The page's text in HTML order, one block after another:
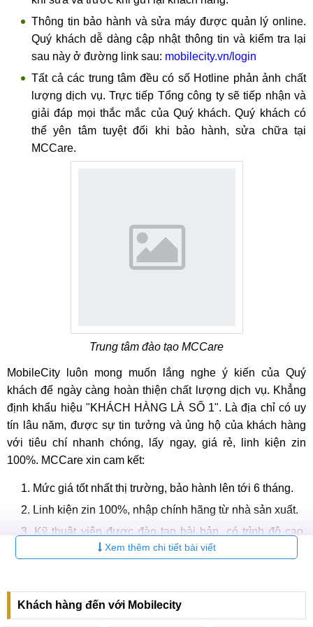
Bước 3:Khi khách hàng đã lựa chọn và đồng ý sử dụng
dịch vụ, kỹ thuật viên sẽ tiến hành sửa nguồn cho Redmi
Note 12 Discovery Edition.
Bước 4:
Kỹ thuật viên tắt nguồn máy, tháo khay SIM. Sử
dụng đèn khò nóng và dụng cụ chuyên dụng để tách mặt
lưng ra khỏi phần thân máy.
Nhân viên của hàng sẽ in hóa đơn, bảo hành và
bàn giao lại thiết bị cho khách hàng.
Các dịch vụ liên quan
Ngoài dịch vụ sửa nguồn, thay IC nguồn, hệ thống sửa
chữa MC Care còn có đầy đủ các dịch vụ sửa chữa dành
cho Xiaomi Redmi Note 12 Discovery Edition cũng như
sửa
điện thoại Xiaomi mà Quý khách có thể tham khảo sau đây:
1. Thay pin
Redmi Note 12 Discovery Edition là một trong những thiết bị
sở hữu công suất sạc nhanh nhất thế giới với 210W. Cùng
với đó là dung lượng pin 4300 mAh, không quá cao nhưng
đủ để người dùng có thể sử dụng cả ngày dài. Hãy mang
sát thấy máy có hiện tượng sụt pin, yếu pin.
Thông tin bảo hành và sửa máy được quản lý online.
Quý khách dễ dàng cập nhật thông tin và kiểm tra lại
sau này ở đường link sau: mobilecity.vn/login
Tất cả các trung tâm đều có số Hotline phản ảnh chất
lượng dịch vụ. Trực tiếp Tổng công ty sẽ tiếp nhận và
giải đáp mọi thắc mắc của Quý khách. Quý khách có
thể yên tâm tuyệt đối khi bảo hành, sửa chữa tại
MCCare.
Trung tâm đào tạo MCCare
MobileCity luôn mong muốn lắng nghe ý kiến của Quý
khách để ngày càng hoàn thiện chất lượng dịch vụ. Khẳng
định khẩu hiệu "KHÁCH HÀNG LÀ SỐ 1". Là địa chỉ có uy
tín lâu năm, được sự tin tưởng và ủng hộ của khách hàng
với tiêu chí nhanh chóng, lấy ngay, giá rẻ, linh kiện zin
100%. MCCare xin cam kết:
Mức giá tốt nhất thị trường, bảo hành lên tới 6 tháng.
Linh kiện zin 100%, nhập chính hãng từ nhà sản xuất.
Kỹ thuật viên được đào tạo bài bản, có trình độ cao,
kinh nghiệm làm việc lâu năm.
Thời gian sửa nguồn Xiaomi Redmi Note 12 Discovery
Xem thêm chi tiết bài viết
Khách hàng đến với Mobilecity